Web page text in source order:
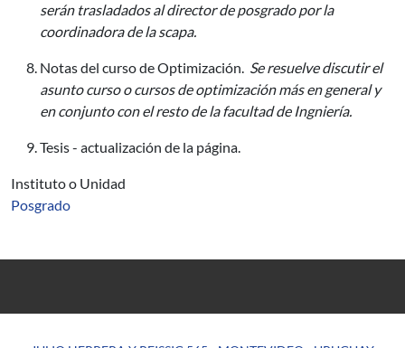
serán trasladados al director de posgrado por la
coordinadora de la scapa.
Notas del curso de Optimización. Se resuelve discutir el
asunto curso o cursos de optimización más en general y
en conjunto con el resto de la facultad de Ingniería.
Tesis - actualización de la página.
Instituto o Unidad
Posgrado